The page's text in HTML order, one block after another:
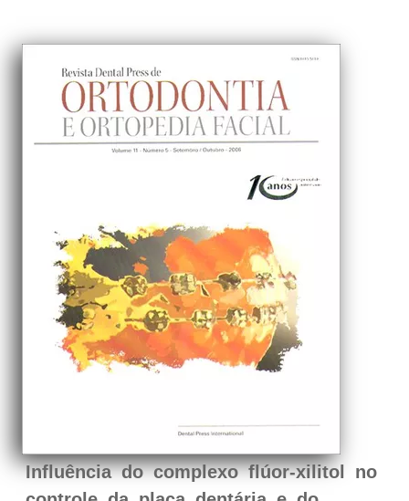
Influência do complexo flúor-xilitol no